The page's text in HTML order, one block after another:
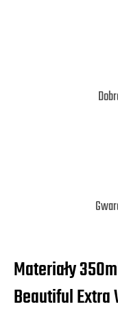
Materiały
Beautiful Extra